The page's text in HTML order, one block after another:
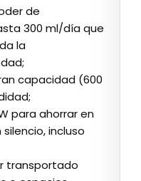
de
300 ml/día que
la
capacidad (600
para ahorrar en
incluso
transportado